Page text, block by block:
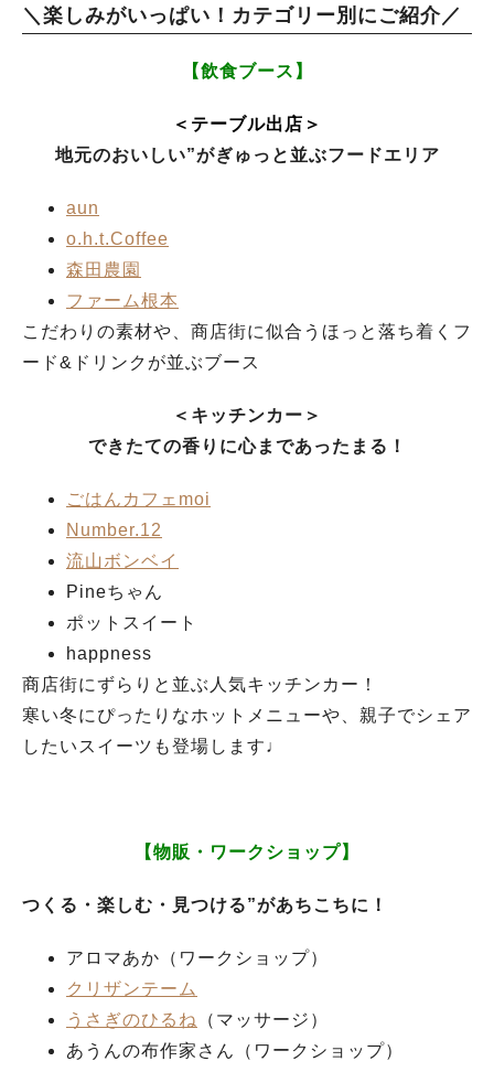
＼楽しみがいっぱい！カテゴリー別にご紹介／
【飲食ブース】
＜テーブル出店＞
地元のおいしい”がぎゅっと並ぶフードエリア
aun
o.h.t.Coffee
森田農園
ファーム根本
こだわりの素材や、商店街に似合うほっと落ち着くフ
ード&ドリンクが並ぶブース
＜キッチンカー＞
できたての香りに心まであったまる！
ごはんカフェmoi
Number.12
流山ボンベイ
Pineちゃん
ポットスイート
happness
商店街にずらりと並ぶ人気キッチンカー！
寒い冬にぴったりなホットメニューや、親子でシェア
したいスイーツも登場します♩
【物販・ワークショップ】
つくる・楽しむ・見つける”があちこちに！
アロマあか（ワークショップ）
クリザンテーム
うさぎのひるね
（マッサージ）
あうんの布作家さん（ワークショップ）